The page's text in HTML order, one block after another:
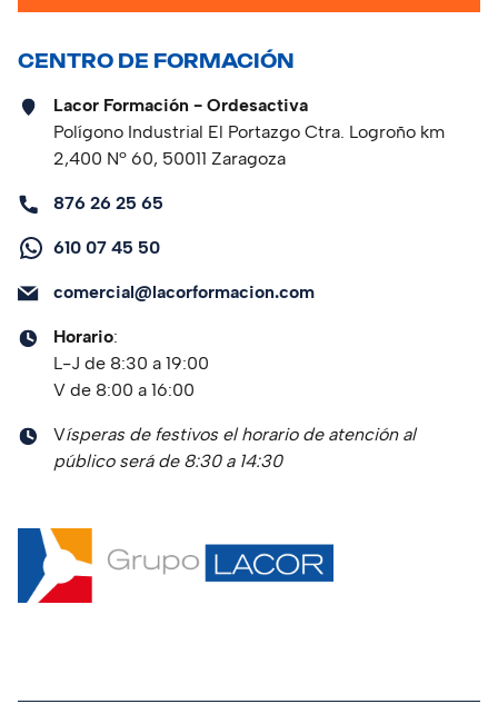
CENTRO DE FORMACIÓN
Lacor Formación - Ordesactiva
Polígono Industrial El Portazgo Ctra. Logroño km
2,400 Nº 60, 50011 Zaragoza
876 26 25 65
610 07 45 50
comercial@lacorformacion.com
Horario:
L-J de 8:30 a 19:00
V de 8:00 a 16:00
Vísperas de festivos el horario de atención al
público será de 8:30 a 14:30